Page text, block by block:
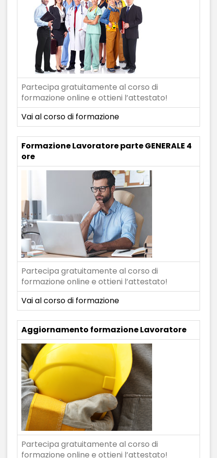
Partecipa gratuitamente al corso di
formazione online e ottieni l’attestato!
Vai al corso di formazione
Formazione Lavoratore parte GENERALE 4
ore
Partecipa gratuitamente al corso di
formazione online e ottieni l’attestato!
Vai al corso di formazione
Aggiornamento formazione Lavoratore
Partecipa gratuitamente al corso di
formazione online e ottieni l’attestato!